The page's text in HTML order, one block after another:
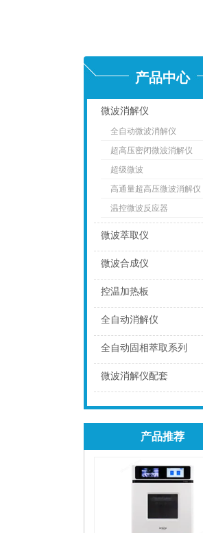
产品中心
微波消解仪
全自动微波消解仪
超高压密闭微波消解仪
超级微波
高通量超高压微波消解仪
温控微波反应器
微波萃取仪
微波合成仪
控温加热板
全自动消解仪
点击
全自动固相萃取系列
微波消解仪配套
产品推荐